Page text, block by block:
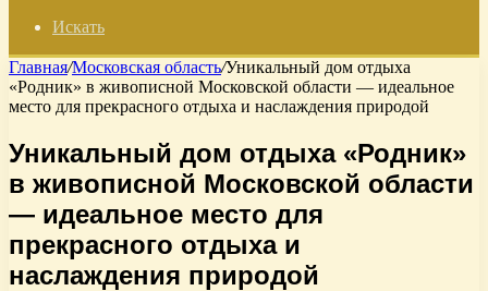
Искать
Главная/Московская область/Уникальный дом отдыха
«Родник» в живописной Московской области — идеальное
место для прекрасного отдыха и наслаждения природой
Уникальный дом отдыха «Родник»
в живописной Московской области
— идеальное место для
прекрасного отдыха и
наслаждения природой